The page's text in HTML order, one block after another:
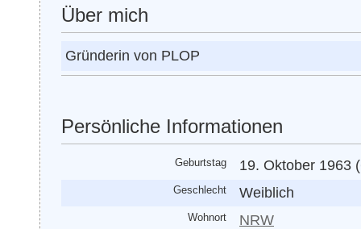
Über mich
Gründerin von PLOP
Persönliche Informationen
Geburtstag 19. Oktober 1963
Geschlecht Weiblich
Wohnort NRW